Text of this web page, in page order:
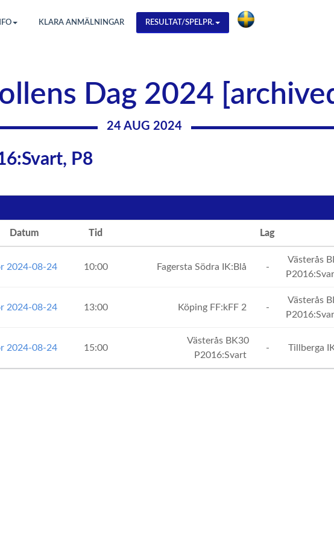
KLARA ANMÄLNINGAR RESULTAT/SPELPR.
Dag 2024
24 AUG 2024
P8
Datum Tid Lag
2024-08-24 10:00 Fagersta Södra IK:Blå -
Västerås
2024-08-24 13:00 Köping FF:kFF 2 -
Västerås
2024-08-24 15:00
Västerås BK30
P2016:Svart
- Tillberga